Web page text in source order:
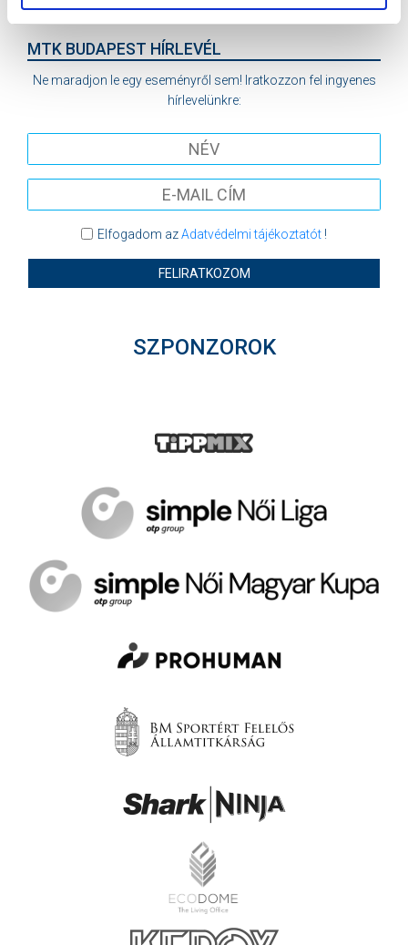
MTK BUDAPEST HÍRLEVÉL
Ne maradjon le egy eseményről sem! Iratkozzon fel ingyenes
hírlevelünkre:
Elfogadom azAdatvédelmi tájékoztatót!
FELIRATKOZOM
SZPONZOROK